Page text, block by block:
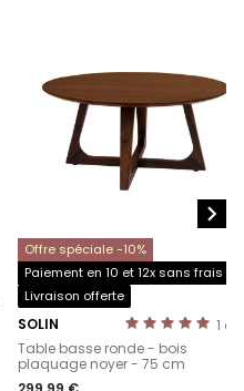
Offre spéciale -10%
Paiement en 10 et 12x sans frais
Livraison offerte
1
SOLIN
-
Table basse ronde - bois
plaquage noyer - 75 cm
